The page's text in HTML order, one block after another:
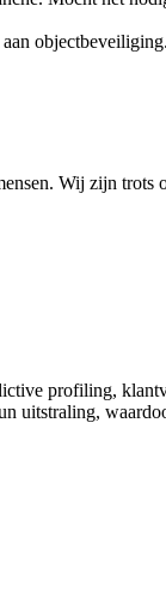
objectbeveiliging.
Wij zijn trots
profiling,
uitstraling,